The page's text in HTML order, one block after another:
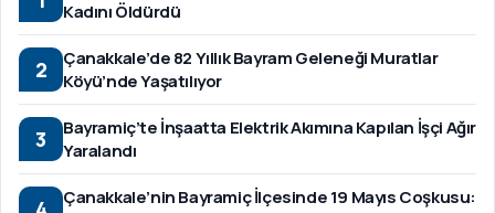
Kadını Öldürdü
2
Çanakkale’de 82 Yıllık Bayram Geleneği Muratlar
Köyü’nde Yaşatılıyor
3
Bayramiç’te İnşaatta Elektrik Akımına Kapılan İşçi Ağır
Yaralandı
Çanakkale’nin Bayramiç İlçesinde 19 Mayıs Coşkusu: